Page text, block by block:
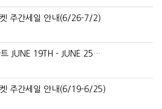
주간세일 안내(6/26-7/2)
JUNE 19TH - JUNE 25…
주간세일 안내(6/19-6/25)